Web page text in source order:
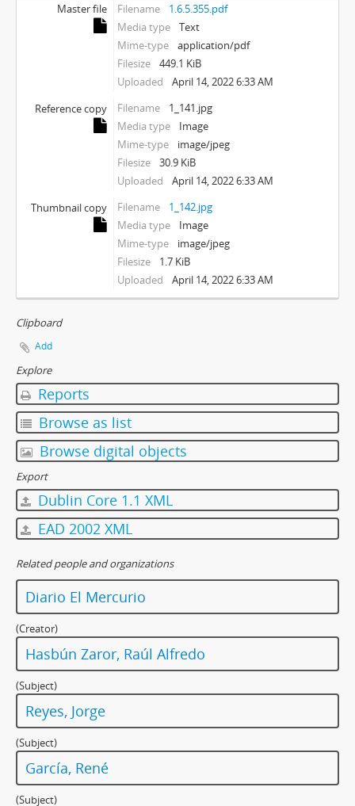
Master file Filename
1.6.5.355.pdf
Media type
Text
Mime-type
application/pdf
Filesize
449.1 KiB
Uploaded
April 14, 2022 6:33 AM
Reference copy
Filename
1_141.jpg
Media type
Image
Mime-type
image/jpeg
Filesize
30.9 KiB
Uploaded
April 14, 2022 6:33 AM
Thumbnail copy
Filename
1_142.jpg
Media type
Image
Mime-type
image/jpeg
Filesize
1.7 KiB
Uploaded
April 14, 2022 6:33 AM
Clipboard
Add
Explore
Reports
Browse as list
Browse digital objects
Export
Dublin Core 1.1 XML
EAD 2002 XML
Related people and organizations
Diario El Mercurio
(Creator)
Hasbún Zaror, Raúl Alfredo
(Subject)
Reyes, Jorge
(Subject)
García, René
(Subject)